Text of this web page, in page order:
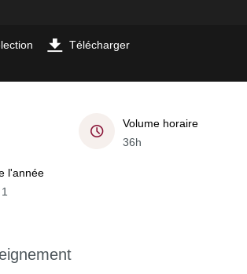
Télécharger
Volume horaire
36h
l'année